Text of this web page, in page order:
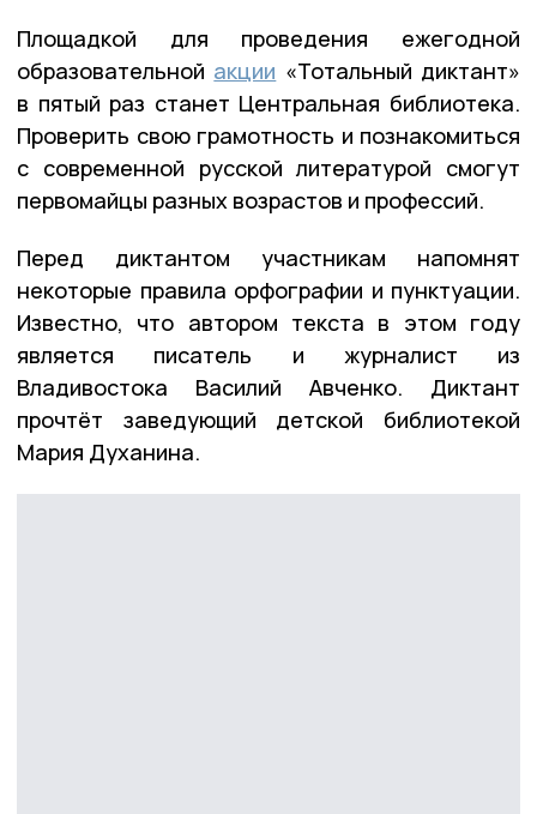
Площадкой для проведения ежегодной
образовательной акции «Тотальный диктант»
в пятый раз станет Центральная библиотека.
Проверить свою грамотность и познакомиться
с современной русской литературой смогут
первомайцы разных возрастов и профессий.
Перед диктантом участникам напомнят
некоторые правила орфографии и пунктуации.
Известно, что автором текста в этом году
является писатель и журналист из
Владивостока Василий Авченко. Диктант
прочтёт заведующий детской библиотекой
Мария Духанина.